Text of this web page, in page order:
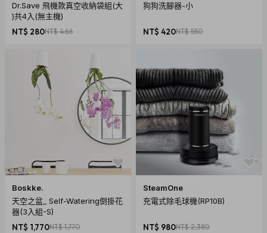
Dr.Save 飛機款真空收納袋組(大
)共4入(無主機)
NT$ 280NT$ 466
狗狗洗腳器-小
NT$ 420NT$ 550
Boskke.
天空之盆_ Self-Watering倒掛花
器(3入組-S)
NT$ 1,770NT$ 1,770
SteamOne
充電式除毛球機(RP10B)
NT$ 980NT$ 2,380